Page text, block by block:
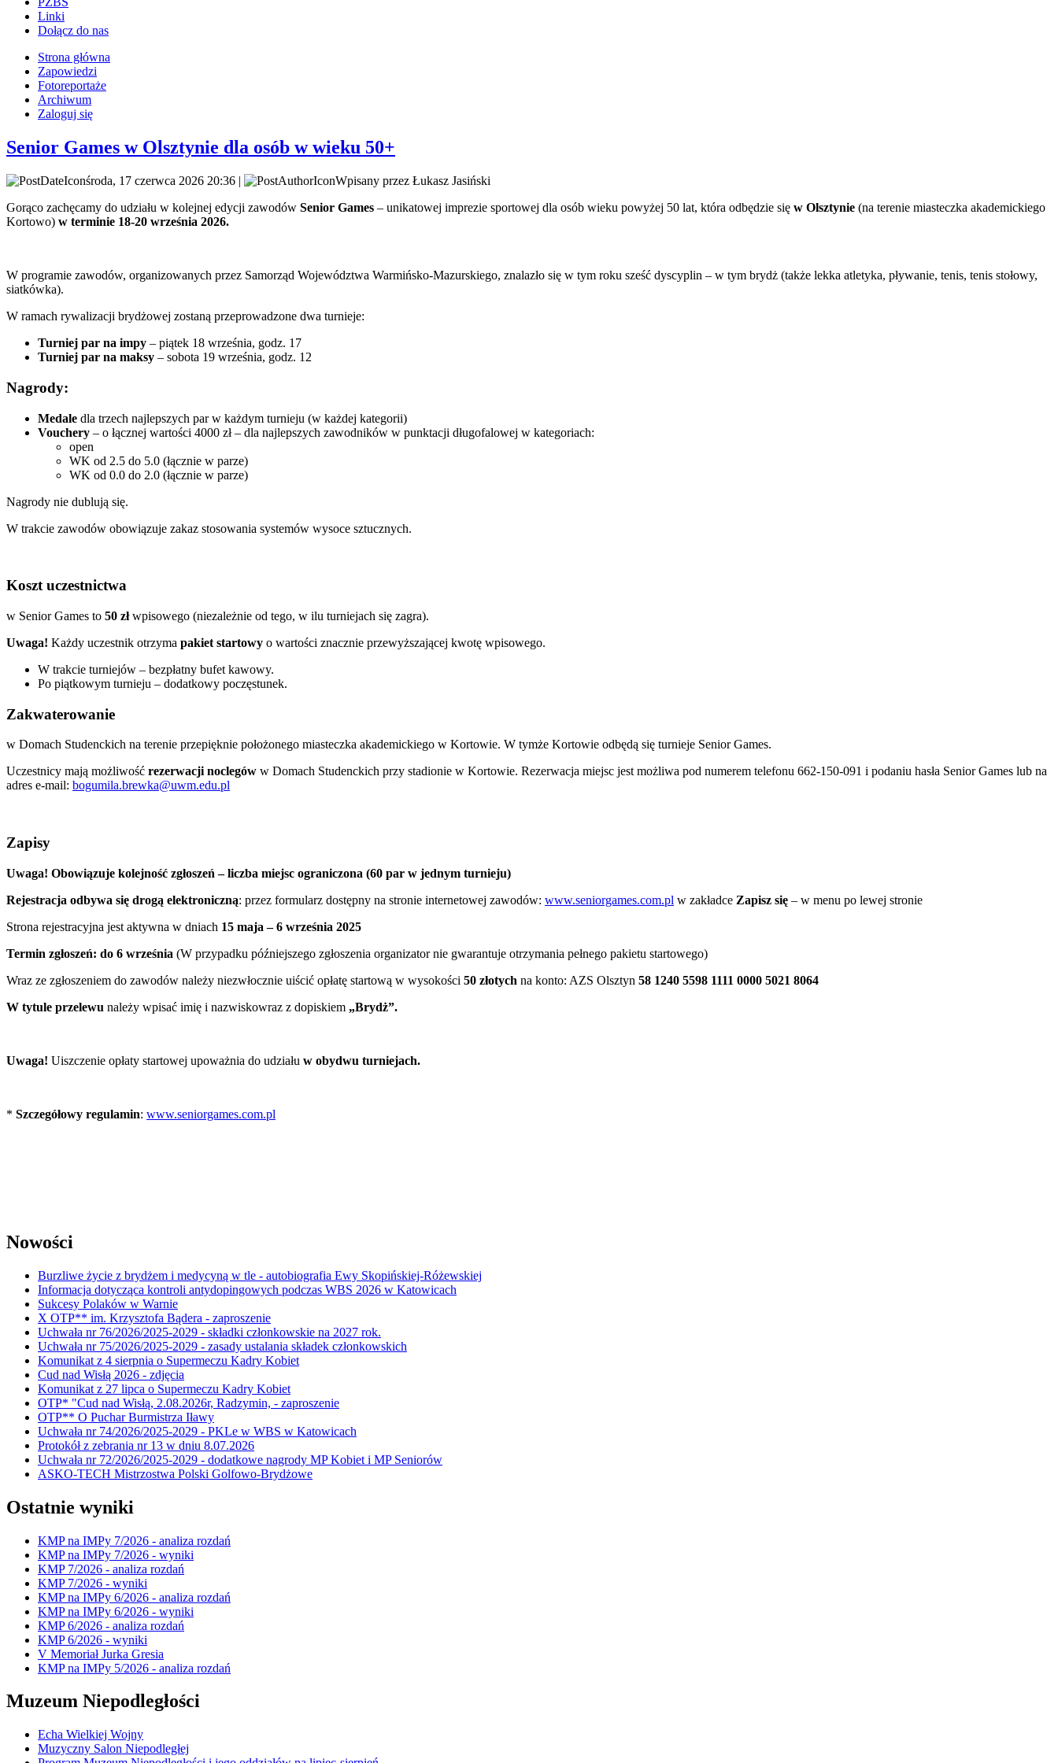
Linki
Dołącz do nas
Strona główna
Zapowiedzi
Fotoreportaże
Archiwum
Zaloguj się
Senior Games w Olsztynie dla osób w wieku 50+
środa, 17 czerwca 2026 20:36 |
Wpisany przez Łukasz Jasiński
Gorąco zachęcamy do udziału w kolejnej edycji zawodów Senior Games – unikatowej imprezie sportowej dla osób wieku powyżej 50 lat, która odbędzie się w Olsztynie (na terenie miasteczka akademickiego
Kortowo) w terminie 18-20 września 2026.
W programie zawodów, organizowanych przez Samorząd Województwa Warmińsko-Mazurskiego, znalazło się w tym roku sześć dyscyplin – w tym brydż (także lekka atletyka, pływanie, tenis, tenis stołowy,
siatkówka).
W ramach rywalizacji brydżowej zostaną przeprowadzone dwa turnieje:
Turniej par na impy – piątek 18 września, godz. 17
Turniej par na maksy – sobota 19 września, godz. 12
Nagrody:
Medale dla trzech najlepszych par w każdym turnieju (w każdej kategorii)
Vouchery – o łącznej wartości 4000 zł – dla najlepszych zawodników w punktacji długofalowej w kategoriach:
open
WK od 2.5 do 5.0 (łącznie w parze)
WK od 0.0 do 2.0 (łącznie w parze)
Nagrody nie dublują się.
W trakcie zawodów obowiązuje zakaz stosowania systemów wysoce sztucznych.
Koszt uczestnictwa
w Senior Games to 50 złwpisowego (niezależnie od tego, w ilu turniejach się zagra).
Uwaga! Każdy uczestnik otrzyma pakiet startowy o wartości znacznie przewyższającej kwotę wpisowego.
W trakcie turniejów – bezpłatny bufet kawowy.
Po piątkowym turnieju – dodatkowy poczęstunek.
Zakwaterowanie
w Domach Studenckich na terenie przepięknie położonego miasteczka akademickiego w Kortowie. W tymże Kortowie odbędą się turnieje Senior Games.
Uczestnicy mają możliwość rezerwacji noclegów w Domach Studenckich przy stadionie w Kortowie. Rezerwacja miejsc jest możliwa pod numerem telefonu 662-150-091 i podaniu hasła Senior Games lub na
adres e-mail: bogumila.brewka@uwm.edu.pl
Zapisy
Uwaga! Obowiązuje kolejność zgłoszeń – liczba miejsc ograniczona (60 par w jednym turnieju)
Rejestracja odbywa się drogą elektroniczną: przez formularz dostępny na stronie internetowej zawodów: www.seniorgames.com.pl w zakładce Zapisz się – w menu po lewej stronie
Strona rejestracyjna jest aktywna w dniach 15 maja – 6 września 2025
Termin zgłoszeń: do 6 września (W przypadku późniejszego zgłoszenia organizator nie gwarantuje otrzymania pełnego pakietu startowego)
Wraz ze zgłoszeniem do zawodów należy niezwłocznie uiścić opłatę startową w wysokości 50 złotych na konto: AZS Olsztyn 58 1240 5598 1111 0000 5021 8064
W tytule przelewu należy wpisać imię i nazwiskowraz z dopiskiem „Brydż”.
Uwaga! Uiszczenie opłaty startowej upoważnia do udziału w obydwu turniejach.
* Szczegółowy regulamin: www.seniorgames.com.pl
Nowości
Burzliwe życie z brydżem i medycyną w tle - autobiografia Ewy Skopińskiej-Różewskiej
Informacja dotycząca kontroli antydopingowych podczas WBS 2026 w Katowicach
Sukcesy Polaków w Warnie
X OTP** im. Krzysztofa Bądera - zaproszenie
Uchwała nr 76/2026/2025-2029 - składki członkowskie na 2027 rok.
Uchwała nr 75/2026/2025-2029 - zasady ustalania składek członkowskich
Komunikat z 4 sierpnia o Supermeczu Kadry Kobiet
Cud nad Wisłą 2026 - zdjęcia
Komunikat z 27 lipca o Supermeczu Kadry Kobiet
OTP* "Cud nad Wisłą, 2.08.2026r, Radzymin, - zaproszenie
OTP** O Puchar Burmistrza Iławy
Uchwała nr 74/2026/2025-2029 - PKLe w WBS w Katowicach
Protokół z zebrania nr 13 w dniu 8.07.2026
Uchwała nr 72/2026/2025-2029 - dodatkowe nagrody MP Kobiet i MP Seniorów
ASKO-TECH Mistrzostwa Polski Golfowo-Brydżowe
Ostatnie wyniki
KMP na IMPy 7/2026 - analiza rozdań
KMP na IMPy 7/2026 - wyniki
KMP 7/2026 - analiza rozdań
KMP 7/2026 - wyniki
KMP na IMPy 6/2026 - analiza rozdań
KMP na IMPy 6/2026 - wyniki
KMP 6/2026 - analiza rozdań
KMP 6/2026 - wyniki
V Memoriał Jurka Gresia
KMP na IMPy 5/2026 - analiza rozdań
Muzeum Niepodległości
Echa Wielkiej Wojny
Muzyczny Salon Niepodległej